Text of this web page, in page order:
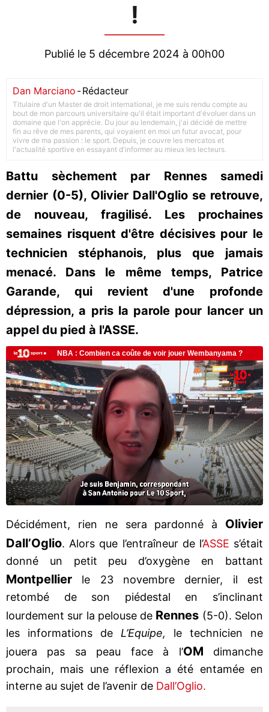
!
Publié le 5 décembre 2024 à 00h00
Dan Marciano -Rédacteur
Titulaire d'un Master de droit international, je me suis rendu compte au
bout de mon parcours universitaire qu'il était important d'évoluer dans un
domaine que l'on apprécie. Du jour au lendemain, j'ai décidé de mettre
fin au rêve de mes parents, qui voyaient en moi un futur avocat, pour
vivre de ma passion : le sport. Depuis, je couvre les mercatos et
l'actualité sportive en essayant d'informer au mieux les lecteurs.
Battu sèchement par Rennes samedi
dernier (0-5), Olivier Dall'Oglio se retrouve,
de nouveau, fragilisé. Les prochaines
semaines risquent d'être décisives pour le
technicien stéphanois, plus que jamais
menacé. Dans le même temps, Patrice
Garande, qui revient d'une profonde
dépression, a pris la parole pour lancer un
appel du pied à l'ASSE.
Décidément, rien ne sera pardonné à Olivier
Dall’Oglio. Alors que l’entraîneur de l’ASSE s’était
donné un petit peu d’oxygène en battant
Montpellier le 23 novembre dernier, il est
retombé de son piédestal en s’inclinant
lourdement sur la pelouse de Rennes (5-0). Selon
les informations de L’Equipe, le technicien ne
jouera pas sa peau face à l’OM dimanche
prochain, mais une réflexion a été entamée en
interne au sujet de l’avenir de Dall’Oglio.